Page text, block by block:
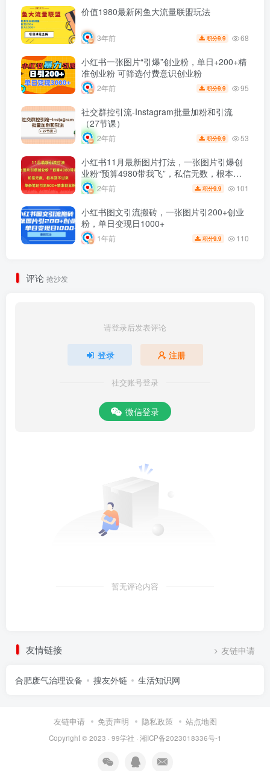
价值1980最新闲鱼大流量联盟玩法
3年前 积分9.9 68
小红书一张图片“引爆”创业粉，单日+200+精
准创业粉 可筛选付费意识创业粉
2年前 积分9.9 95
社交群控引流-Instagram批量加粉和引流
（27节课）
2年前 积分9.9 53
小红书11月最新图片打法，一张图片引爆创
业粉“预算4980带我飞”，私信无数，根本回
不过来，单条笔记引流500+精准创业粉
2年前 积分9.9 101
小红书图文引流搬砖，一张图片引200+创业
粉，单日变现日1000+
1年前 积分9.9 110
评论 抢沙发
请登录后发表评论
登录 注册
社交账号登录
微信登录
暂无评论内容
友情链接 友链申请
合肥废气治理设备 搜友外链 生活知识网
友链申请 免责声明 隐私政策 站点地图
Copyright © 2023 · 99学社 · 湘ICP备2023018336号-1